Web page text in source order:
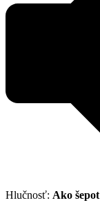
Hlučnosť: Ako šepot